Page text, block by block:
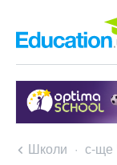
Школи с-ще